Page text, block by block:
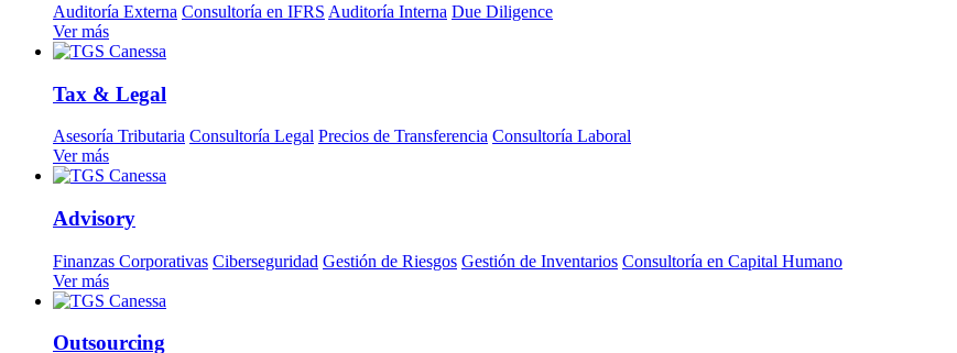
Auditoría Externa Consultoría en IFRS Auditoría Interna Due Diligence
Ver más
Tax & Legal
Asesoría Tributaria Consultoría Legal Precios de Transferencia Consultoría Laboral
Ver más
Advisory
Finanzas Corporativas Ciberseguridad Gestión de Riesgos Gestión de Inventarios Consultoría en Capital Humano
Ver más
Outsourcing